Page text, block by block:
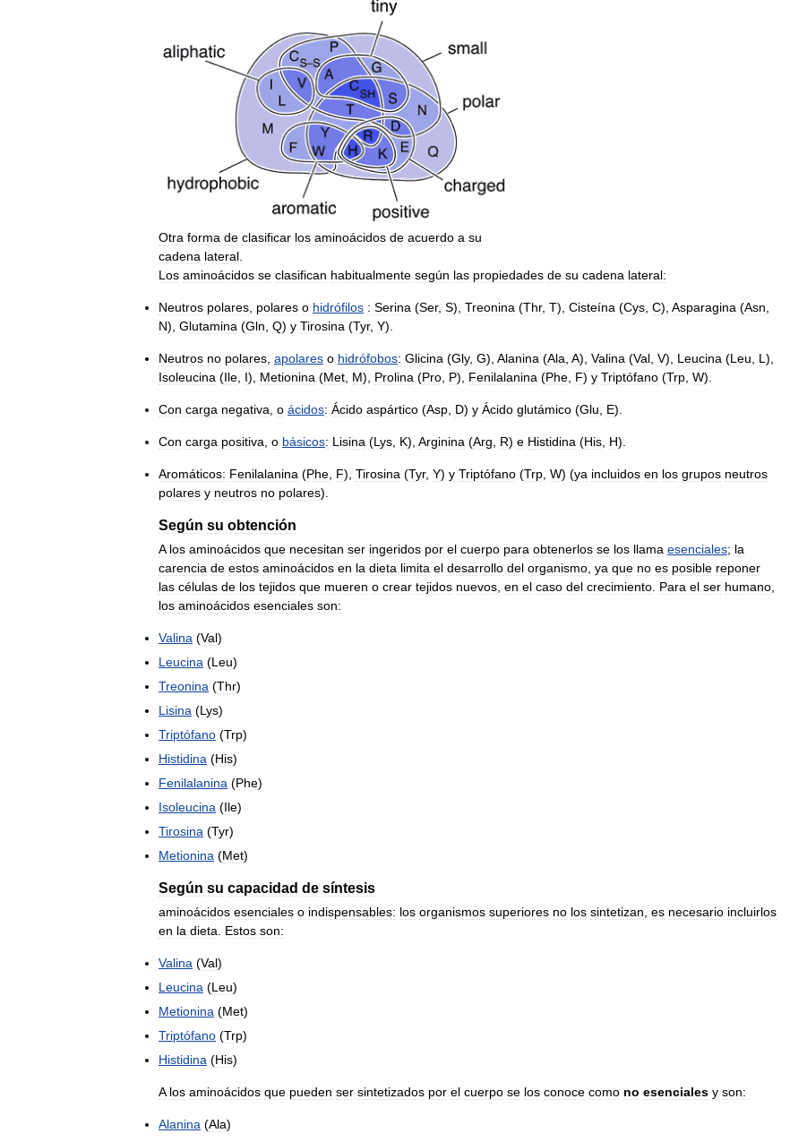
Otra forma de clasificar los aminoácidos de acuerdo a su
cadena lateral
Los aminoácidos se clasifican habitualmente según las propiedades de su cadena lateral:
Neutros polares polares o hidrófilos : Serina (Ser, S), Treonina (Thr, T), Cisteína (Cys C), Asparagina (Asn
N), Glutamina (Gln Q) y Tirosina (Tyr, Y).
Neutros no polares apolares o hidrófobos: Glicina (Gly, G), Alanina (Ala A), Valina (Val V), Leucina (Leu L ),
Isoleucina (Ile I), Metionina (Met M), Prolina (Pro P), Fenilalanina (Phe F) y Triptófano (Trp W).
Con carga negativa o ácidos: Ácido aspártico (Asp D) y Ácido glutámico (Glu E).
Con carga positiva o básicos: Lisina (Lys K), Arginina (Arg R) e Histidina (His H).
Aromáticos: Fenilalanina (Phe F), Tirosina (Tyr, Y) y Triptófano (Trp W) (ya incluidos en los grupos neutros
polares y neutros no polares).
Según su obtención
A los aminoácidos que necesitan ser ingeridos por el cuerpo para obtenerlos se los llama esenciales; la
carencia de estos aminoácidos en la dieta limita el desarrollo del organismo ya que no es posible reponer
las células de los tejidos que mueren o crear tejidos nuevos en el caso del crecimiento Para el ser humano
los aminoácidos esenciales son:
Valina (Val)
Leucina (Leu)
Treonina (Thr)
Lisina (Lys)
Triptófano (Trp)
Histidina (His)
Fenilalanina (Phe)
Isoleucina (Ile)
Tirosina (Tyr)
Metionina (Met)
Según su capacidad de síntesis
aminoácidos esenciales o indispensables: los organismos superiores no los sintetizan es necesario incluirlos
en la dieta Estos son:
Valina (Val)
Leucina (Leu)
Metionina (Met)
Triptófano (Trp)
Histidina (His)
A los aminoácidos que pueden ser sintetizados por el cuerpo se los conoce como no esenciales y son:
Alanina (Ala)